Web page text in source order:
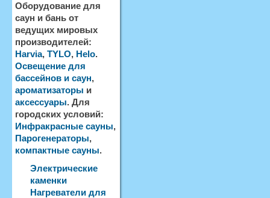
Оборудование для
саун и бань от
ведущих мировых
производителей:
Harvia, TYLO, Helo.
Освещение для
бассейнов и саун,
ароматизаторы и
аксессуары. Для
городских условий:
Инфракрасные сауны,
Парогенераторы,
компактные сауны.
Электрические
каменки
Нагреватели для